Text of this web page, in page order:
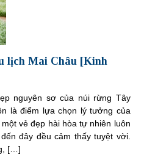
lịch Mai Châu [Kinh
nguyên sơ của núi rừng Tây
là điểm lựa chọn lý tưởng của
vẻ đẹp hài hòa tự nhiên luôn
đây đều cảm thấy tuyệt vời.
[…]